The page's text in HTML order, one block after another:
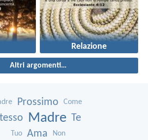
Relazione
Altri argomenti…
Prossimo Come
Madre Te
Tuo Ama Non